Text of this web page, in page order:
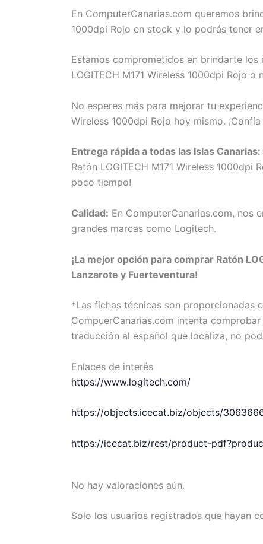
En ComputerCanarias.com queremos
1000dpi Rojo en stock y lo podrás tener
Estamos comprometidos en brindarte
LOGITECH M171 Wireless 1000dpi Rojo
No esperes más para mejorar tu
Wireless 1000dpi Rojo hoy mismo.
Entrega rápida a todas las Islas Canarias:
Ratón LOGITECH M171 Wireless
poco tiempo!
Calidad: En ComputerCanarias.com, nos
grandes marcas como Logitech.
¡La mejor opción para comprar Ratón
Lanzarote y Fuerteventura!
*Las fichas técnicas son proporcionadas
CompuerCanarias.com intenta
traducción al español que localiza, no
Enlaces de interés
https://www.logitech.com/
https://objects.icecat.biz/objects/
https://icecat.biz/rest/product-
No hay valoraciones aún.
Solo los usuarios registrados que hayan